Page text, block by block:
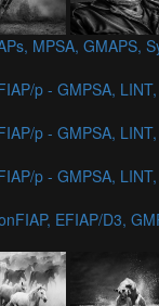
MPSA, GMAPS,
p - GMPSA,
p - GMPSA,
p - GMPSA,
EFIAP/D3,